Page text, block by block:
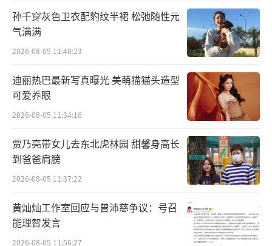
孙千穿灰色卫衣配豹纹半裙 松弛随性元
气满满
2026-08-05 11:40:23
迪丽热巴最新写真曝光 美萌猫猫头造型
可爱养眼
2026-08-05 11:34:16
贾乃亮带女儿去东北虎林园 甜馨身高长
到爸爸肩膀
2026-08-05 11:37:22
黄灿灿工作室回应与曾沛慈争议：号召
能理智发言
2026-08-05 11:56:27